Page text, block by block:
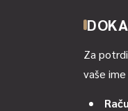
Za
vaše